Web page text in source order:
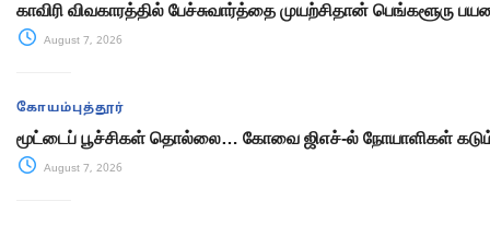
காவிரி விவகாரத்தில் பேச்சுவார்த்தை முயற்சிதான் பெங்களூரு
August 7, 2026
கோயம்புத்தூர்
மூட்டைப் பூச்சிகள் தொல்லை… கோவை ஜிஎச்-ல் நோயாளிகள்
August 7, 2026